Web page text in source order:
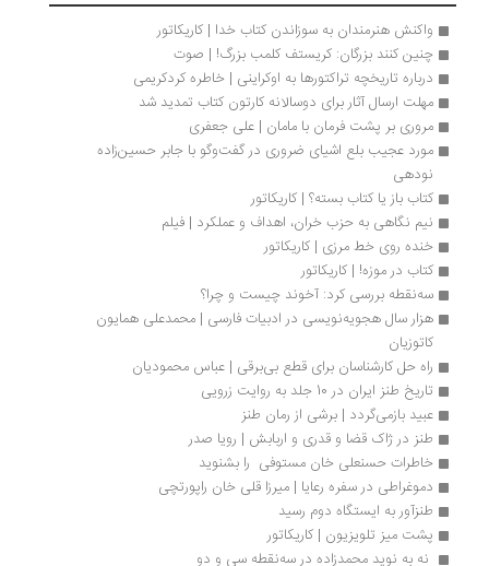
واکنش هنرمندان به سوزاندن کتاب خدا | کاریکاتور
چنین کنند بزرگان: کریستف کلمب بزرگ! | صوت
درباره‌ تاریخچه تراکتورها به‌ اوکراینی | خاطره کردکریمی
مهلت ارسال آثار برای دوسالانه کارتون کتاب تمدید شد
مروری بر پشت فرمان با مامان | علی جعفری
مورد عجیب بلع اشیای ضروری در گفت‌وگو با جابر حسین‌زاده
کتاب باز یا کتاب بسته؟ | کاریکاتور
نیم نگاهی به حزب خران، اهداف و عملکرد | فیلم
خنده روی خط مرزی | کاریکاتور
کتاب در موزه! | کاریکاتور
سه‌نقطه بررسی کرد: آخوند چیست و چرا؟
هزار سال هجویه‌نویسی در ادبیات فارسی | محمدعلی همایون
کاتوزیان
راه حل کارشناسان برای قطع بی‌برقی | عباس محمودیان
تاریخ طنز ایران در 10 جلد به روایت زرویی
عبید بازمی‌گردد | برشی از رمان طنز
طنز در ژاک قضا و قدری و اربابش | رویا صدر
خاطرات حسنعلی خان مستوفی  را بشنوید
دموغراطی در سفره رعایا | میرزا قلی خان راپورتچی
طنزآور به ایستگاه دوم رسید
پشت میز تلویزیون | کاریکاتور
نه به نوید محمدزاده در سه‌نقطه سی و دو